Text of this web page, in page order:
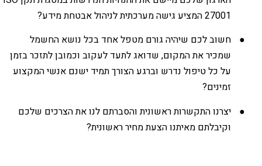
27001המציע גישה מערכתית לניהול אבטחת מידע?
חשוב לכם שיהיה גורם מטפל אחד בכל נושא החשמל
שמכיר את המקום, שדואג לתעד לעקוב וכמובן לתזכר בזמן
על כל טיפול נדרש וברגע הצורך תמיד ישנם אנשי המקצוע
זמינים?
יצרנו התקשרות ראשונית והסברתם לנו את הצרכים שלכם
וקיבלתם מאיתנו הצעת מחיר ראשונית?